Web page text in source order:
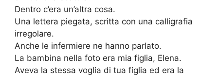
Dentro c’era un’altra cosa.
Una lettera piegata, scritta con una calligrafia
irregolare.
Anche le infermiere ne hanno parlato.
La bambina nella foto era mia figlia, Elena.
Aveva la stessa voglia di tua figlia ed era la